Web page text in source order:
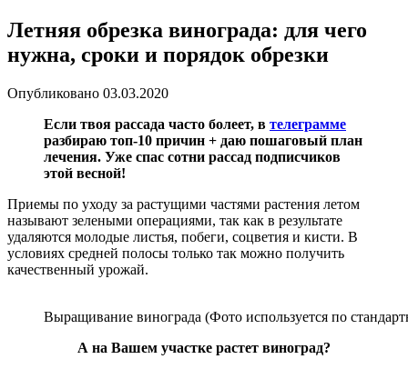
Летняя обрезка винограда: для чего
нужна, сроки и порядок обрезки
Опубликовано 03.03.2020
Если твоя рассада часто болеет, в телеграмме
разбираю топ-10 причин + даю пошаговый план
лечения. Уже спас сотни рассад подписчиков
этой весной!
Приемы по уходу за растущими частями растения летом
называют зелеными операциями, так как в результате
удаляются молодые листья, побеги, соцветия и кисти. В
условиях средней полосы только так можно получить
качественный урожай.
Выращивание винограда (Фото используется по
А на Вашем участке растет виноград?